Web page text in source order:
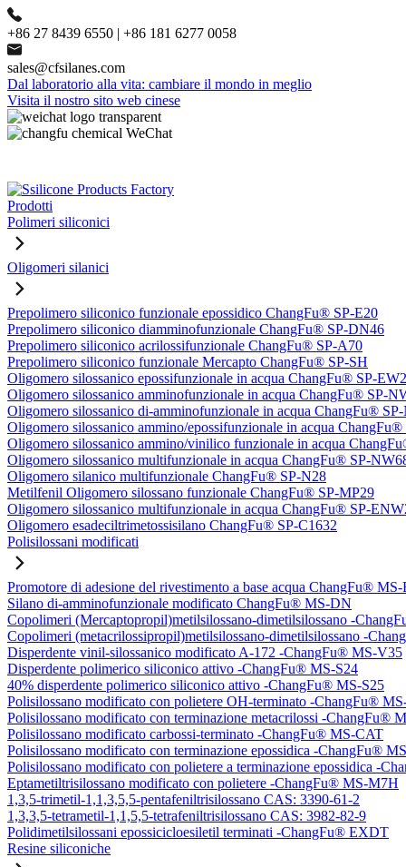
+86 27 8439 6550 | +86 181 6277 0058
sales@cfsilanes.com
Dal laboratorio alla vita: cambiare il mondo in meglio
Visita il nostro sito web cinese
Prodotti
Polimeri siliconici
Oligomeri silanici
Prepolimero siliconico funzionale epossidico ChangFu® SP-E20
Prepolimero siliconico diamminofunzionale ChangFu® SP-DN46
Prepolimero siliconico acrilossifunzionale ChangFu® SP-A70
Prepolimero siliconico funzionale Mercapto ChangFu® SP-SH
Oligomero silossanico epossifunzionale in acqua ChangFu® SP-
Oligomero silossanico amminofunzionale in acqua ChangFu® SP-
Oligomero silossanico di-amminofunzionale in acqua ChangFu®
Oligomero silossanico ammino/epossifunzionale in acqua
Oligomero silossanico ammino/vinilico funzionale in acqua
Oligomero silossanico multifunzionale in acqua ChangFu® SP-
Oligomero silanico multifunzionale ChangFu® SP-N28
Metilfenil Oligomero silossano funzionale ChangFu® SP-MP29
Oligomero silossanico multifunzionale in acqua ChangFu® SP-
Oligomero esadeciltrimetossisilano ChangFu® SP-C1632
Polisilossani modificati
Promotore di adesione del rivestimento a base acqua ChangFu® MS-
Silano di-amminofunzionale modificato ChangFu® MS-DN
Copolimeri (Mercaptopropil)metilsilossano-dimetilsilossano -
Copolimeri (metacrilossipropil)metilsilossano-dimetilsilossano -
Disperdente vinil-silossanico modificato A-172 -ChangFu® MS-V35
Disperdente polimerico siliconico attivo -ChangFu® MS-S24
40% disperdente polimerico siliconico attivo -ChangFu® MS-S25
Polisilossano modificato con polietere OH-terminato -ChangFu®
Polisilossano modificato con terminazione metacrilossi -ChangFu®
Polisilossano modificato carbossi-terminato -ChangFu® MS-CAT
Polisilossano modificato con terminazione epossidica -ChangFu®
Polisilossano modificato con polietere a terminazione epossidica -
Eptametiltrisilossano modificato con polietere -ChangFu® MS-M7H
1,3,5-trimetil-1,1,3,5,5-pentafeniltrisilossano CAS: 3390-61-2
1,3,3,5-tetrametil-1,1,5,5-tetrafeniltrisilossano CAS: 3982-82-9
Polidimetilsilossani epossicicloesiletil terminati -ChangFu® EXDT
Resine siliconiche